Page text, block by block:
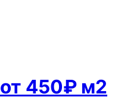
от 450₽ м2